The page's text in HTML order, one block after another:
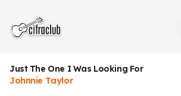
Just The One I Was Looking For
Johnnie Taylor